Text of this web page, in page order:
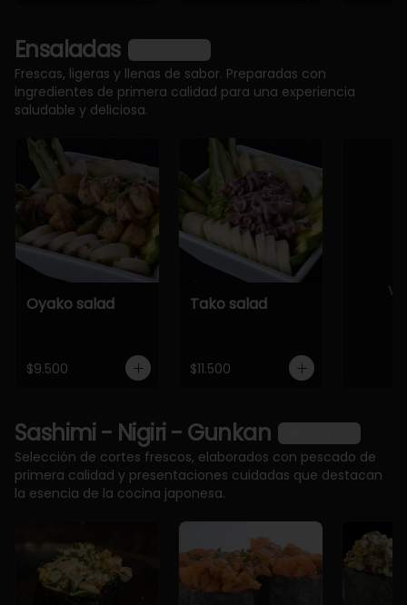
Ensaladas
Frescas, ligeras y llenas de sabor. Preparadas con
ingredientes de primera calidad para una experiencia
saludable y deliciosa.
Oyako salad
$9.500
Tako salad
$11.500
Sashimi - Nigiri - Gunkan
Selección de cortes frescos, elaborados con pescado de
primera calidad y presentaciones cuidadas que destacan
la esencia de la cocina japonesa.